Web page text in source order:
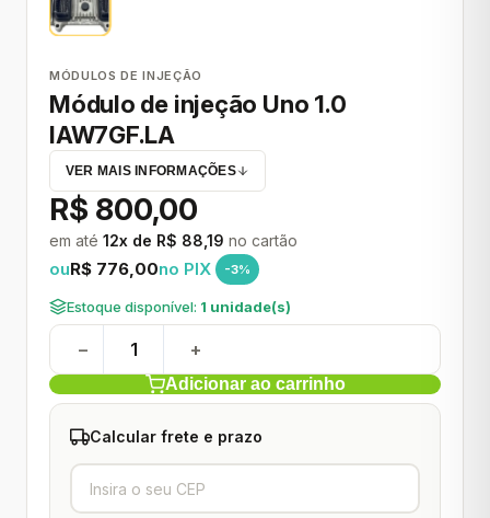
MÓDULOS DE INJEÇÃO
Módulo de injeção Uno 1.0
IAW7GF.LA
VER MAIS INFORMAÇÕES
R$ 800,00
em até 12x de R$ 88,19 no cartão
ouR$ 776,00no PIX -3%
Estoque disponível: 1 unidade(s)
− +
Adicionar ao carrinho
Calcular frete e prazo